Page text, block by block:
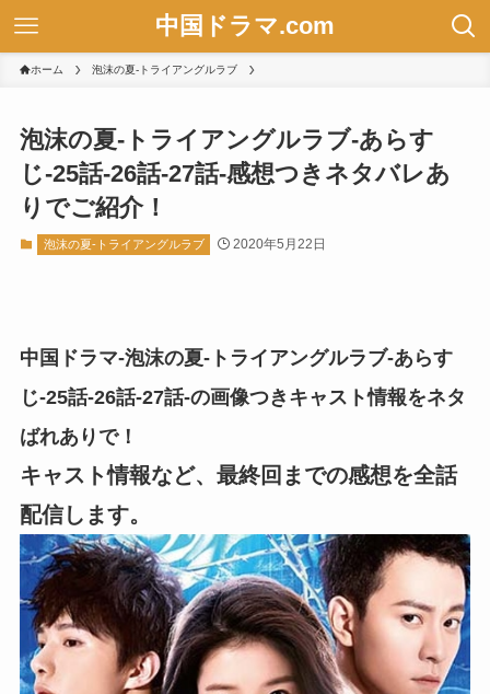
中国ドラマ.com
ホーム 泡沫の夏-トライアングルラブ
泡沫の夏-トライアングルラブ-あらす
じ-25話-26話-27話-感想つきネタバレあ
りでご紹介！
泡沫の夏-トライアングルラブ 2020年5月22日
中国ドラマ-泡沫の夏-トライアングルラブ-あらす
じ-25話-26話-27話-の画像つきキャスト情報をネタ
ばれありで！
キャスト情報など、最終回までの感想を全話
配信します。